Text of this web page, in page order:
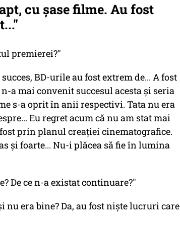
cu șase filme. Au fost
premierei?"
BD-urile au fost extrem de... A fost
a mai convenit succesul acesta și seria
s-a oprit în anii respectivi. Tata nu era
Eu regret acum că nu am stat mai
prin planul creației cinematografice.
și foarte... Nu-i plăcea să fie în lumina
De ce n-a existat continuare?"
nu era bine? Da, au fost niște lucruri care